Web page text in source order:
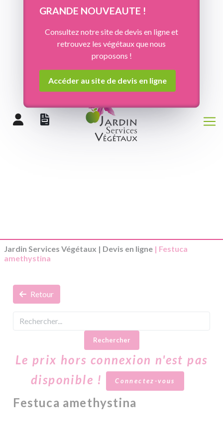
GRANDE NOUVEAUTE !
Consultez notre site de devis en ligne et
retrouvez les végétaux que nous
proposons !
Accéder au site de devis en ligne
Jardin Services Végétaux | Devis en ligne | Festuca
amethystina
Retour
Rechercher
Le prix hors connexion n'est pas
disponible !
Connectez-vous
Festuca amethystina
Panneau de gestion des cookies